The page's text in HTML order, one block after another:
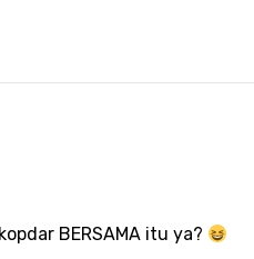
BERSAMA itu ya?